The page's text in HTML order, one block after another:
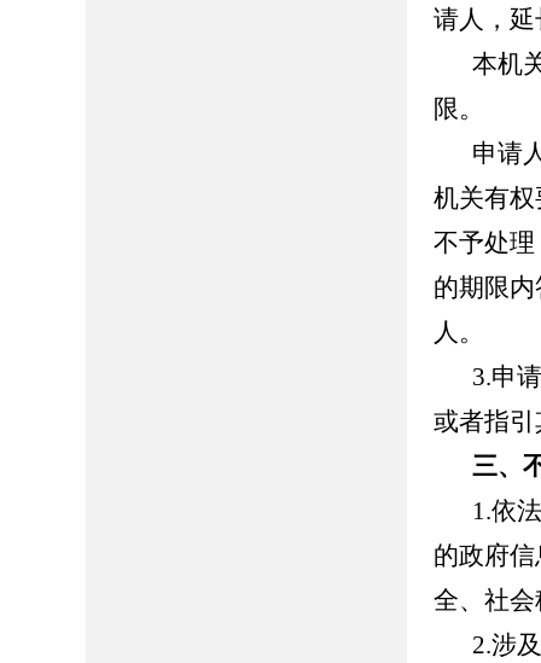
请人，
本机
限。
申请
机关有
不予处
的期限
人。
3.申
或者指
三、
1.依
的政府
全、社
2.涉